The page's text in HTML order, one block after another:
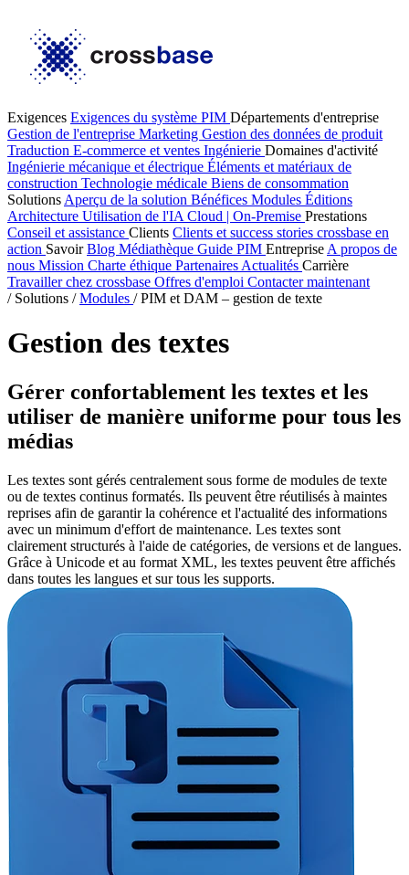
Exigences Exigences du système PIM Départements d'entreprise
Gestion de l'entreprise Marketing Gestion des données de produit
Traduction E-commerce et ventes Ingénierie Domaines d'activité
Ingénierie mécanique et électrique Éléments et matériaux de
construction Technologie médicale Biens de consommation
Solutions Aperçu de la solution Bénéfices Modules Éditions
Architecture Utilisation de l'IA Cloud | On-Premise Prestations
Conseil et assistance Clients Clients et success stories crossbase en
action SavoirBlog Médiathèque Guide PIM Entreprise A propos de
nous Mission Charte éthique Partenaires Actualités Carrière
Travailler chez crossbase Offres d'emploi Contacter maintenant
/ Solutions / Modules / PIM et DAM – gestion de texte
Gestion des textes
Gérer confortablement les textes et les
utiliser de manière uniforme pour tous les
médias
Les textes sont gérés centralement sous forme de modules de texte
ou de textes continus formatés. Ils peuvent être réutilisés à maintes
reprises afin de garantir la cohérence et l'actualité des informations
avec un minimum d'effort de maintenance. Les textes sont
clairement structurés à l'aide de catégories, de versions et de langues.
Grâce à Unicode et au format XML, les textes peuvent être affichés
dans toutes les langues et sur tous les supports.